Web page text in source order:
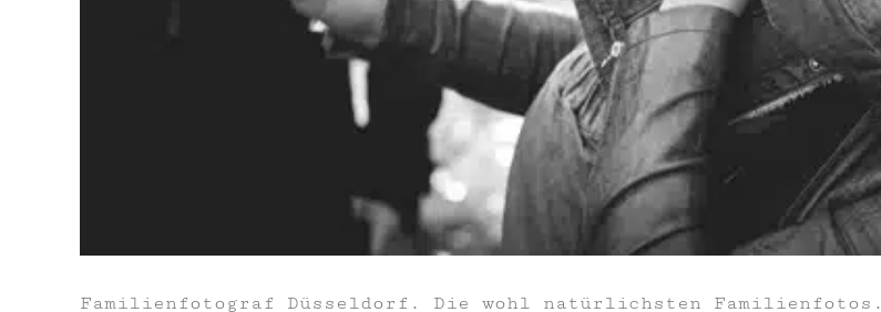
Familienfotograf Düsseldorf. Die wohl natürlichsten Familienfotos.